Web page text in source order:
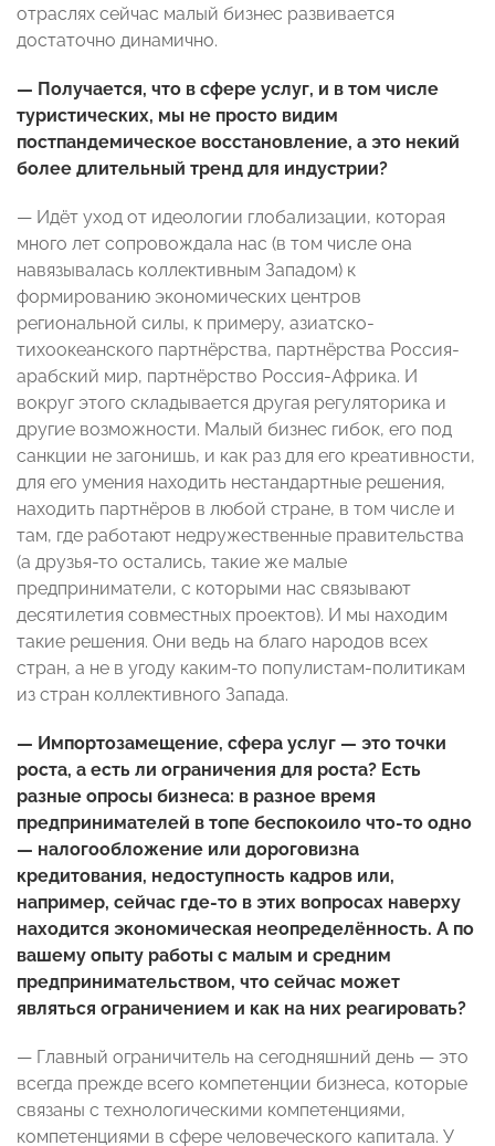
отраслях сейчас малый бизнес развивается
достаточно динамично.
— Получается, что в сфере услуг, и в том числе
туристических, мы не просто видим
постпандемическое восстановление, а это некий
более длительный тренд для индустрии?
— Идёт уход от идеологии глобализации, которая
много лет сопровождала нас (в том числе она
навязывалась коллективным Западом) к
формированию экономических центров
региональной силы, к примеру, азиатско-
тихоокеанского партнёрства, партнёрства Россия-
арабский мир, партнёрство Россия-Африка. И
вокруг этого складывается другая регуляторика и
другие возможности. Малый бизнес гибок, его под
санкции не загонишь, и как раз для его креативности,
для его умения находить нестандартные решения,
находить партнёров в любой стране, в том числе и
там, где работают недружественные правительства
(а друзья-то остались, такие же малые
предприниматели, с которыми нас связывают
десятилетия совместных проектов). И мы находим
такие решения. Они ведь на благо народов всех
стран, а не в угоду каким-то популистам-политикам
из стран коллективного Запада.
— Импортозамещение, сфера услуг — это точки
роста, а есть ли ограничения для роста? Есть
разные опросы бизнеса: в разное время
предпринимателей в топе беспокоило что-то одно
— налогообложение или дороговизна
кредитования, недоступность кадров или,
например, сейчас где-то в этих вопросах наверху
находится экономическая неопределённость. А по
вашему опыту работы с малым и средним
предпринимательством, что сейчас может
являться ограничением и как на них реагировать?
— Главный ограничитель на сегодняшний день — это
всегда прежде всего компетенции бизнеса, которые
связаны с технологическими компетенциями,
компетенциями в сфере человеческого капитала. У